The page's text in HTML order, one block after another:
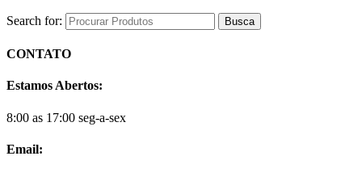
Search for:
CONTATO
Estamos Abertos:
8:00 as 17:00 seg-a-sex
Email: